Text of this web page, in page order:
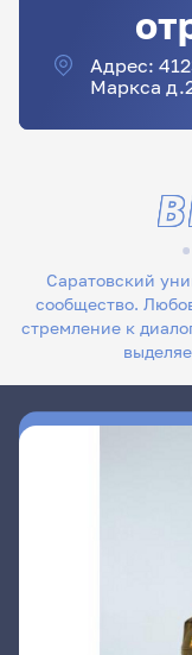
Адрес:
Маркса
Саратовский
сообщество.
стремление к